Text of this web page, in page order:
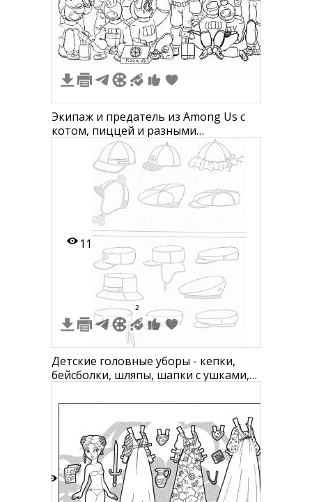
Экипаж и предатель из Among Us с
котом, пиццей и разными
головными уборами
11
2
Детские головные уборы - кепки,
бейсболки, шляпы, шапки с ушками,